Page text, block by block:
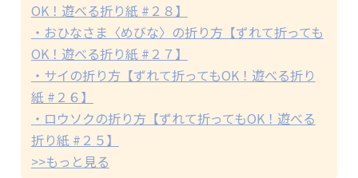
OK！遊べる折り紙 #２８】
・おひなさま〈めびな〉の折り方【ずれて折っても
OK！遊べる折り紙 #２７】
・サイの折り方【ずれて折ってもOK！遊べる折り
紙 #２６】
・ロウソクの折り方【ずれて折ってもOK！遊べる
折り紙 #２５】
>>もっと見る